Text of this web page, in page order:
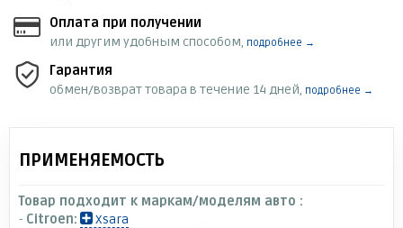
Оплата при получении
или другим удобным способом, подробнее →
Гарантия
обмен/возврат товара в течение 14 дней, подробнее →
ПРИМЕНЯЕМОСТЬ
Товар подходит к маркам/моделям авто :
- Citroen:
Xsara